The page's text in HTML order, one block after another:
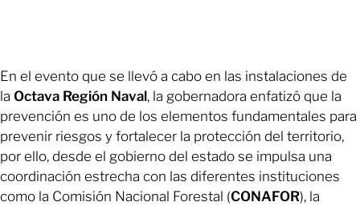
En el evento que se llevó a cabo en las instalaciones de
la Octava Región Naval, la gobernadora enfatizó que la
prevención es uno de los elementos fundamentales para
prevenir riesgos y fortalecer la protección del territorio,
por ello, desde el gobierno del estado se impulsa una
coordinación estrecha con las diferentes instituciones
como la Comisión Nacional Forestal (CONAFOR), la